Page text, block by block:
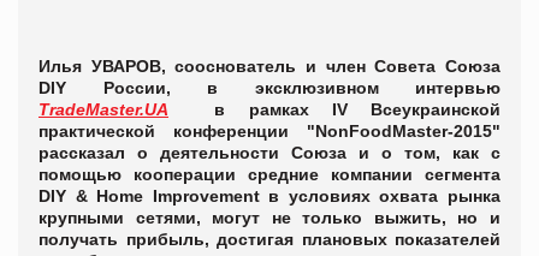
Илья УВАРОВ, сооснователь и член Совета Союза
DIY России, в эксклюзивном интервью
TradeMaster.UA
в рамках
IV Всеукраинской
практической конференции "NonFoodMaster-2015"
рассказал о деятельности Союза и о том, как с
помощью кооперации средние компании сегмента
DIY & Home Improvement в условиях охвата рынка
крупными сетями, могут не только выжить, но и
получать прибыль, достигая плановых показателей